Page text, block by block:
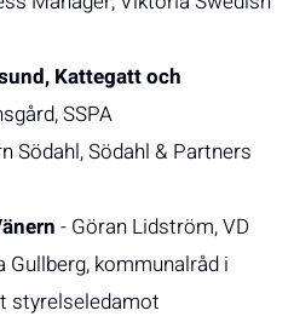
Kattegatt och
SSPA
Södahl, Södahl & Partners
- Göran Lidström, VD
Gullberg, kommunalråd i
styrelseledamot